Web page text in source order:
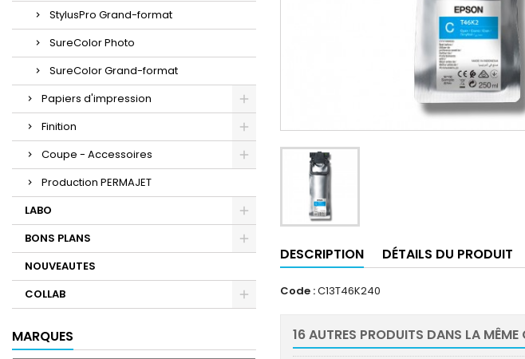
StylusPro Grand-format
SureColor Photo
SureColor Grand-format
Papiers d'impression
Finition
Coupe - Accessoires
Production PERMAJET
LABO
BONS PLANS
NOUVEAUTES
COLLAB
MARQUES
DESCRIPTION DÉTAILS DU PRODUIT
Code :C13T46K240
16 AUTRES PRODUITS DANS LA MÊME